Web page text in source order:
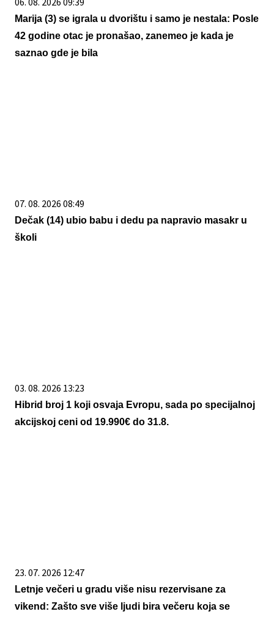
Marija (3) se igrala u dvorištu i samo je nestala: Posle
42 godine otac je pronašao, zanemeo je kada je
saznao gde je bila
07. 08. 2026 08:49
Dečak (14) ubio babu i dedu pa napravio masakr u
školi
03. 08. 2026 13:23
Hibrid broj 1 koji osvaja Evropu, sada po specijalnoj
akcijskoj ceni od 19.990€ do 31.8.
23. 07. 2026 12:47
Letnje večeri u gradu više nisu rezervisane za
vikend: Zašto sve više ljudi bira večeru koja se